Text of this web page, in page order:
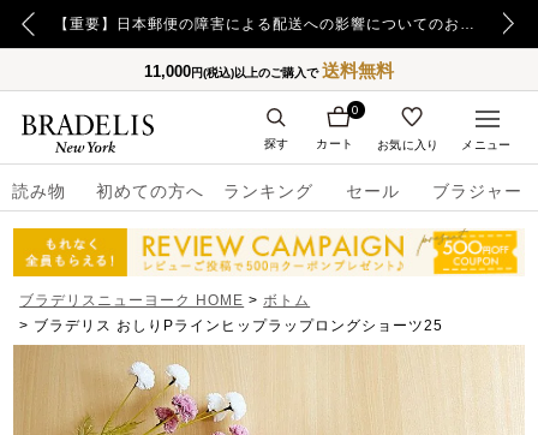
【重要】日本郵便の障害による配送への影響についてのお詫び
11,000円(税込)以上のご購入で送料無料
読み物 初めての方へ ランキング セール ブラジャー
カート
0
お気に入り
探す メニュー
ブラデリスニューヨーク HOME
ボトム
ブラデリス おしりPラインヒップラップロングショーツ25